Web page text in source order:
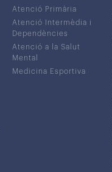
Atenció Primària
Atenció Intermèdia i
Dependències
Atenció a la Salut
Mental
Medicina Esportiva